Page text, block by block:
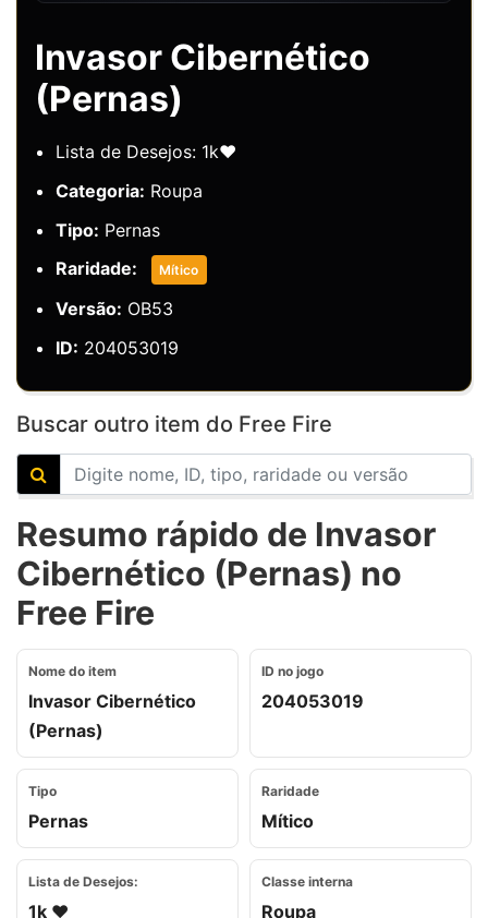
Invasor Cibernético
(Pernas)
Lista de Desejos: 1k❤️
Categoria: Roupa
Tipo: Pernas
Raridade:
Mítico
Versão: OB53
ID: 204053019
Buscar outro item do Free Fire
Resumo rápido de Invasor
Cibernético (Pernas) no
Free Fire
Nome do item
Invasor Cibernético
(Pernas)
ID no jogo
204053019
Tipo
Pernas
Raridade
Mítico
Lista de Desejos:
1k ❤️
Classe interna
Roupa